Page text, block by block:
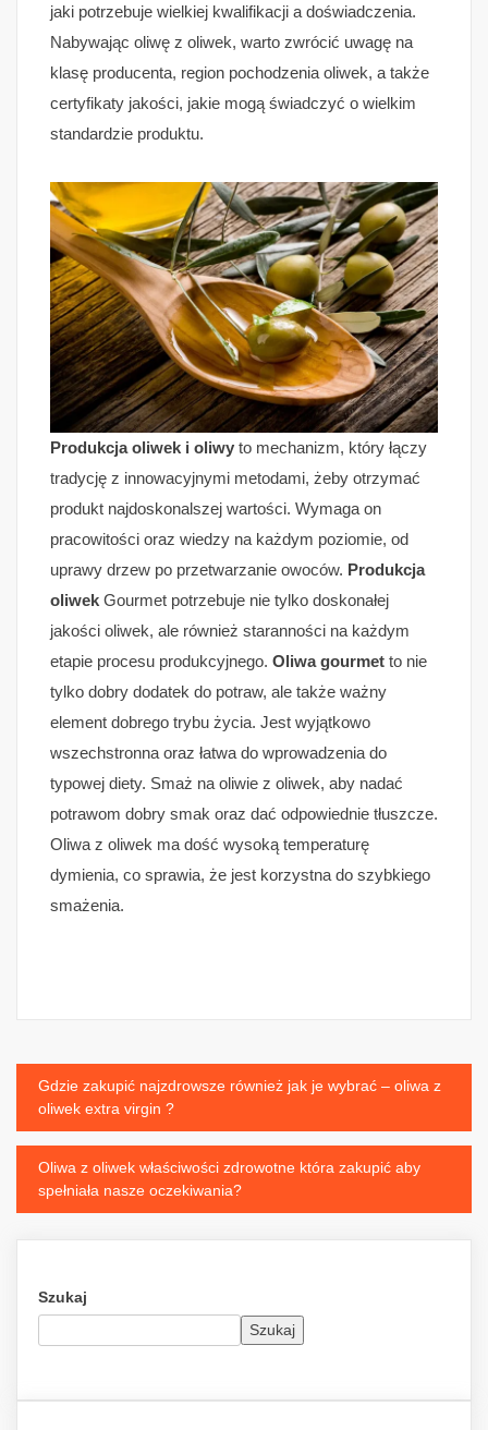
jaki potrzebuje wielkiej kwalifikacji a doświadczenia.
Nabywając oliwę z oliwek, warto zwrócić uwagę na
klasę producenta, region pochodzenia oliwek, a także
certyfikaty jakości, jakie mogą świadczyć o wielkim
standardzie produktu.
Produkcja oliwek i oliwy to mechanizm, który łączy
tradycję z innowacyjnymi metodami, żeby otrzymać
produkt najdoskonalszej wartości. Wymaga on
pracowitości oraz wiedzy na każdym poziomie, od
uprawy drzew po przetwarzanie owoców. Produkcja
oliwek Gourmet potrzebuje nie tylko doskonałej
jakości oliwek, ale również staranności na każdym
etapie procesu produkcyjnego. Oliwa gourmet to nie
tylko dobry dodatek do potraw, ale także ważny
element dobrego trybu życia. Jest wyjątkowo
wszechstronna oraz łatwa do wprowadzenia do
typowej diety. Smaż na oliwie z oliwek, aby nadać
potrawom dobry smak oraz dać odpowiednie tłuszcze.
Oliwa z oliwek ma dość wysoką temperaturę
dymienia, co sprawia, że jest korzystna do szybkiego
smażenia.
Nawigacja
wpisu
Gdzie zakupić najzdrowsze również jak je wybrać – oliwa z
oliwek extra virgin ?
Oliwa z oliwek właściwości zdrowotne która zakupić aby
spełniała nasze oczekiwania?
Szukaj
Szukaj